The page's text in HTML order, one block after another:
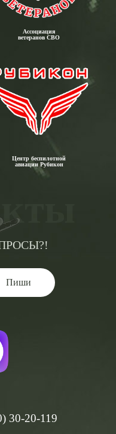
Ассоциация
ветеранов СВО
Центр беспилотной
авиации Рубикон
Пиши
30-20-119